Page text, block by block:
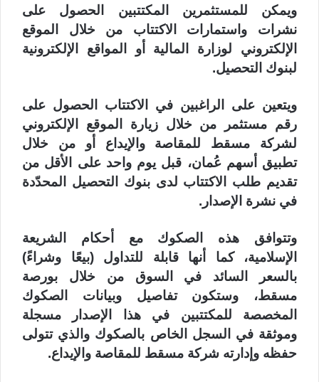
ويمكن للمستثمرين المكتتبين الحصول على
نشرات واستمارات الاكتتاب من خلال الموقع
الإلكتروني لوزارة المالية أو المواقع الإلكترونية
لبنوك التحصيل.
ويتعين على الراغبين في الاكتتاب الحصول على
رقم مستثمر من خلال زيارة الموقع الإلكتروني
لشركة مسقط للمقاصة والإيداع أو من خلال
تطبيق أسهم عُمان، قبل يوم واحد على الأقل من
تقديم طلب الاكتتاب لدى بنوك التحصيل المحدّدة
في نشرة الإصدار.
وتتوافق هذه الصكوك مع أحكام الشريعة
الإسلامية، كما أنها قابلة للتداول (بيعًا وشراءً)
بالسعر السائد في السوق من خلال بورصة
مسقط، وستكون تفاصيل وبيانات الصكوك
المخصصة للمكتتبين في هذا الإصدار مسجلة
وموثقة في السجل الخاص بالصكوك والذي تتولى
حفظه وإدارته شركة مسقط للمقاصة والإيداع.